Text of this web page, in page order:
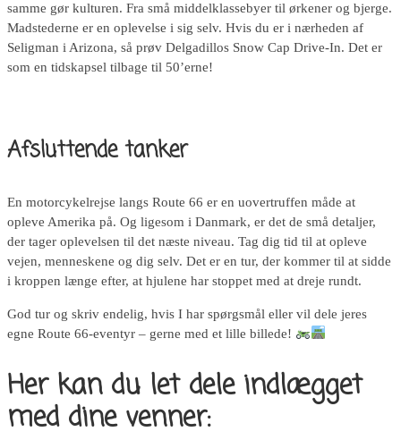
samme gør kulturen. Fra små middelklassebyer til ørkener og bjerge.
Madstederne er en oplevelse i sig selv. Hvis du er i nærheden af
Seligman i Arizona, så prøv Delgadillos Snow Cap Drive-In. Det er
som en tidskapsel tilbage til 50’erne!
Afsluttende tanker
En motorcykelrejse langs Route 66 er en uovertruffen måde at
opleve Amerika på. Og ligesom i Danmark, er det de små detaljer,
der tager oplevelsen til det næste niveau. Tag dig tid til at opleve
vejen, menneskene og dig selv. Det er en tur, der kommer til at sidde
i kroppen længe efter, at hjulene har stoppet med at dreje rundt.
God tur og skriv endelig, hvis I har spørgsmål eller vil dele jeres
egne Route 66-eventyr – gerne med et lille billede!
Her kan du let dele indlægget
med dine venner: